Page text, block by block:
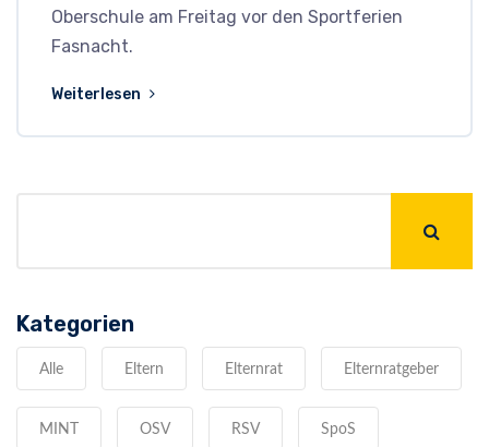
Oberschule am Freitag vor den Sportferien
Fasnacht.
Weiterlesen
Kategorien
Alle Eltern Elternrat Elternratgeber
MINT OSV RSV SpoS